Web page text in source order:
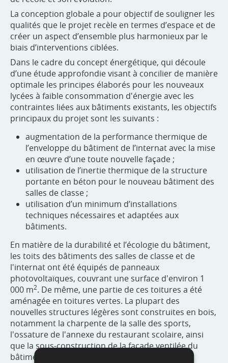
La conception globale a pour objectif de souligner les
qualités que le projet recèle en termes d’espace et de
créer un aspect d’ensemble plus harmonieux par le
biais d’interventions ciblées.
Dans le cadre du concept énergétique, qui découle
d’une étude approfondie visant à concilier de manière
optimale les principes élaborés pour les nouveaux
lycées à faible consommation d'énergie avec les
contraintes liées aux bâtiments existants, les objectifs
principaux du projet sont les suivants :
augmentation de la performance thermique de
l’enveloppe du bâtiment de l’internat avec la mise
en œuvre d’une toute nouvelle façade ;
utilisation de l’inertie thermique de la structure
portante en béton pour le nouveau bâtiment des
salles de classe ;
utilisation d’un minimum d’installations
techniques nécessaires et adaptées aux
bâtiments.
En matière de la durabilité et l’écologie du bâtiment,
les toits des bâtiments des salles de classe et de
l'internat ont été équipés de panneaux
photovoltaïques, couvrant une surface d'environ 1
000 m2. De même, une partie de ces toitures a été
aménagée en toitures vertes. La plupart des
nouvelles structures légères sont construites en bois,
notamment la charpente de la salle des sports,
l'ossature de l'annexe du restaurant scolaire, ainsi
que la sous-construction de la façade ventilée du
bâtiment des salles de classe.